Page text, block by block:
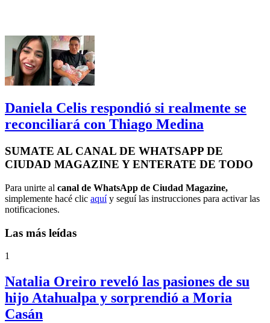
Daniela Celis respondió si realmente se
reconciliará con Thiago Medina
SUMATE AL CANAL DE WHATSAPP DE
CIUDAD MAGAZINE Y ENTERATE DE TODO
Para unirte al canal de WhatsApp de Ciudad Magazine,
simplemente hacé clic aquíy seguí las instrucciones para activar las
notificaciones.
Las más leídas
1
Natalia Oreiro reveló las pasiones de su
hijo Atahualpa y sorprendió a Moria
Casán